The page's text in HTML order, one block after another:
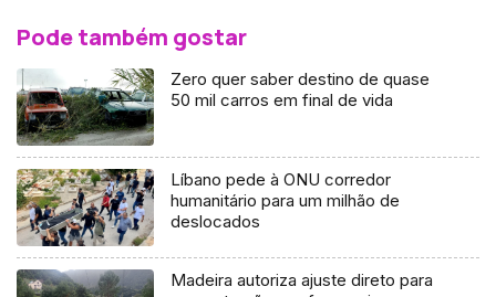
Pode também gostar
Zero quer saber destino de quase
50 mil carros em final de vida
Líbano pede à ONU corredor
humanitário para um milhão de
deslocados
Madeira autoriza ajuste direto para